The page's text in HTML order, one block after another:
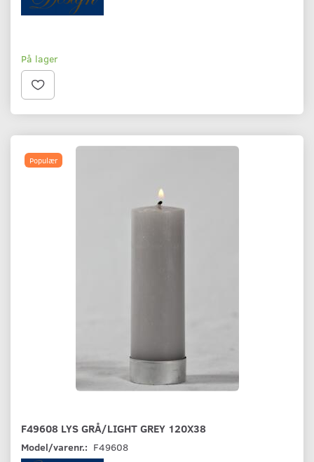
På lager
Populær
F49608 LYS GRÅ/LIGHT GREY 120X38
Model/varenr.: F49608